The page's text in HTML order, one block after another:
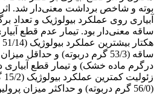
بوته و شاخص برداشت معنی‌دار شد.
آبیاری روی عملکرد بیولوژیک و تعداد
درگرم ماده خشک) و تیمار قطع